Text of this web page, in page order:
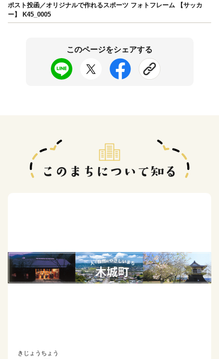
ポスト投函／オリジナルで作れるスポーツ フォトフレーム 【サッカ
ー】 K45_0005
このページをシェアする
きじょうちょう